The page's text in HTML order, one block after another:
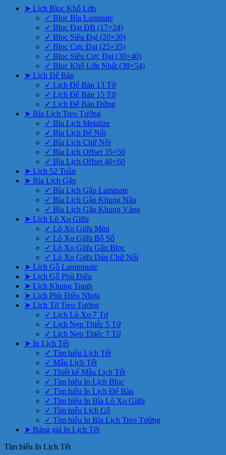
➤ Lịch Bloc Khổ Lớn
✓ Bloc Bìa Laminate
✓ Bloc Đại ĐB (17×24)
✓ Bloc Siêu Đại (20×30)
✓ Bloc Cực Đại (25×35)
✓ Bloc Siêu Cực Đại (30×40)
✓ Bloc Khổ Lớn Nhất (38×54)
➤ Lịch Để Bàn
✓ Lịch Để Bàn 13 Tờ
✓ Lịch Để Bàn 15 Tờ
✓ Lịch Để Bàn Đứng
➤ Bìa Lịch Treo Tường
✓ Bìa Lịch Metalize
✓ Bìa Lịch Bế Nổi
✓ Bìa Lịch Chữ Nổi
✓ Bìa Lịch Offset 35×50
✓ Bìa Lịch Offset 40×60
➤ Lịch 52 Tuần
➤ Bìa Lịch Gập
✓ Bìa Lịch Gập Laminate
✓ Bìa Lịch Gập Khung Nâu
✓ Bìa Lịch Gập Khung Vàng
➤ Lịch Lò Xo Giữa
✓ Lò Xo Giữa Mini
✓ Lò Xo Giữa Bộ Số
✓ Lò Xo Giữa Gắn Bloc
✓ Lò Xo Giữa Dán Chữ Nổi
➤ Lịch Gỗ Lamininate
➤ Lịch Gỗ Phù Điêu
➤ Lịch Khung Tranh
➤ Lịch Phù Điêu Nhựa
➤ Lịch Tờ Treo Tường
✓ Lịch Lò Xo 7 Tờ
✓ Lịch Nẹp Thiếc 5 Tờ
✓ Lịch Nẹp Thiếc 7 Tờ
➤ In Lịch Tết
✓ Tìm hiểu Lịch Tết
✓ Mẫu Lịch Tết
✓ Thiết kế Mẫu Lịch Tết
✓ Tìm hiểu In Lịch Bloc
✓ Tìm hiểu In Lịch Để Bàn
✓ Tìm hiểu In Bìa Lò Xo Giữa
✓ Tìm hiểu Lịch Gỗ
✓ Tìm hiểu In Bìa Lịch Treo Tường
➤ Bảng giá In Lịch Tết
Tìm hiểu In Lịch Tết